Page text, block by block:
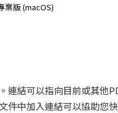
業版 (macOS)
連結可以指向目前或其他
件中加入連結可以協助您